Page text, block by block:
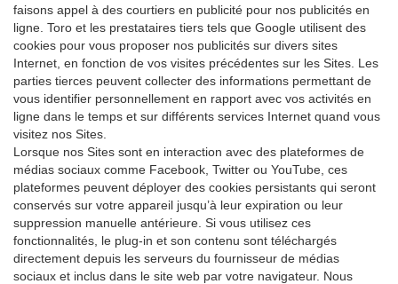
faisons appel à des courtiers en publicité pour nos publicités en
ligne. Toro et les prestataires tiers tels que Google utilisent des
cookies pour vous proposer nos publicités sur divers sites
Internet, en fonction de vos visites précédentes sur les Sites. Les
parties tierces peuvent collecter des informations permettant de
vous identifier personnellement en rapport avec vos activités en
ligne dans le temps et sur différents services Internet quand vous
visitez nos Sites.
Lorsque nos Sites sont en interaction avec des plateformes de
médias sociaux comme Facebook, Twitter ou YouTube, ces
plateformes peuvent déployer des cookies persistants qui seront
conservés sur votre appareil jusqu’à leur expiration ou leur
suppression manuelle antérieure. Si vous utilisez ces
fonctionnalités, le plug-in et son contenu sont téléchargés
directement depuis les serveurs du fournisseur de médias
sociaux et inclus dans le site web par votre navigateur. Nous